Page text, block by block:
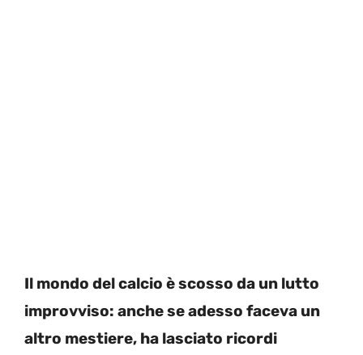
Il mondo del calcio è scosso da un lutto
improvviso: anche se adesso faceva un
altro mestiere, ha lasciato ricordi